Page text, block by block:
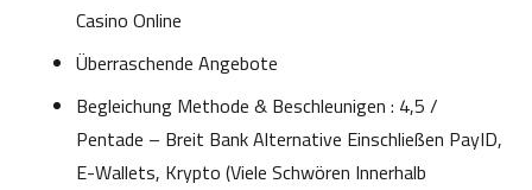
Casino Online
Überraschende Angebote
Begleichung Methode & Beschleunigen : 4,5 /
Pentade – Breit Bank Alternative Einschließen PayID,
E-Wallets, Krypto (Viele Schwören Innerhalb